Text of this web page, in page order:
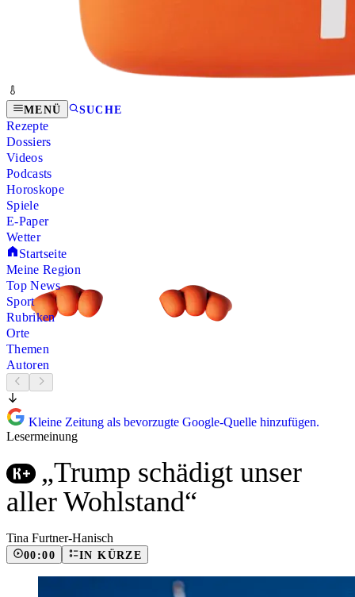
MENÜ SUCHE
Rezepte
Dossiers
Videos
Podcasts
Horoskope
Spiele
E-Paper
Wetter
Startseite
Meine Region
Top News
Sport
Rubriken
Orte
Themen
Autoren
Kleine Zeitung als bevorzugte Google-Quelle hinzufügen.
Lesermeinung
„Trump schädigt unser
aller Wohlstand“
Tina Furtner-Hanisch
00:00 IN KÜRZE